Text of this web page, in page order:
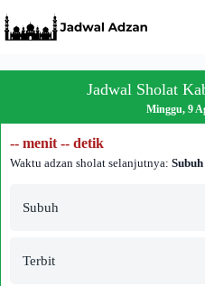
to
content
Jadwal Sholat
Minggu, 9
-- menit -- detik
Waktu adzan sholat selanjutnya: Subuh
Subuh
Terbit